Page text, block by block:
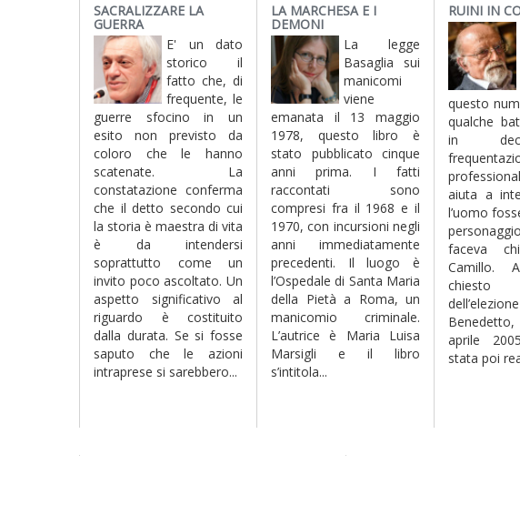
SACRALIZZARE LA
GUERRA
E' un dato
storico il
fatto che, di
frequente, le
guerre sfocino in un
esito non previsto da
coloro che le hanno
scatenate. La
constatazione conferma
che il detto secondo cui
la storia è maestra di vita
è da intendersi
soprattutto come un
invito poco ascoltato. Un
aspetto significativo al
riguardo è costituito
dalla durata. Se si fosse
saputo che le azioni
intraprese si sarebbero...
LA MARCHESA E I
DEMONI
La legge
Basaglia sui
manicomi
viene
emanata il 13 maggio
1978, questo libro è
stato pubblicato cinque
anni prima. I fatti
raccontati sono
compresi fra il 1968 e il
1970, con incursioni negli
anni immediatamente
precedenti. Il luogo è
l’Ospedale di Santa Maria
della Pietà a Roma, un
manicomio criminale.
L’autrice è Maria Luisa
Marsigli e il libro
s’intitola...
RUINI IN
questo
qualche
in
aiuta a
l’uomo
faceva
Camillo.
chiesto
aprile
stata poi